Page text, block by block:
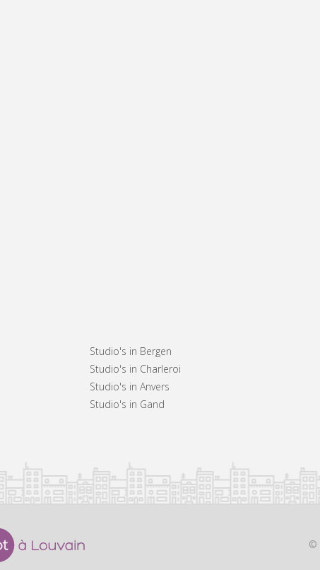
Studio's in Bergen
Studio's in Charleroi
Studio's in Anvers
Studio's in Gand
©